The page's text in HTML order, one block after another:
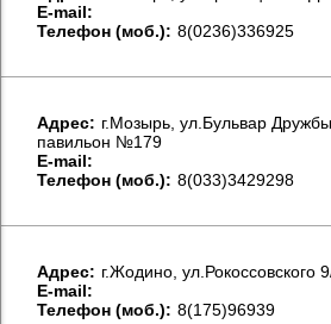
E-mail:
Телефон (моб.): 8(0236)336925
Aдрес: г.Мозырь, ул.Бульвар
павильон №179
E-mail:
Телефон (моб.): 8(033)3429298
Aдрес: г.Жодино, ул.Рокоссовского
E-mail:
Телефон (моб.): 8(175)96939